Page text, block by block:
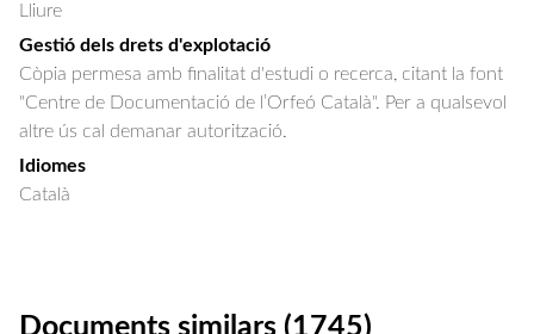
Lliure
Gestió dels drets d'explotació
Còpia permesa amb finalitat d'estudi o recerca, citant la font
"Centre de Documentació de l’Orfeó Català". Per a qualsevol
altre ús cal demanar autorització.
Idiomes
Català
Documents similars (1745)